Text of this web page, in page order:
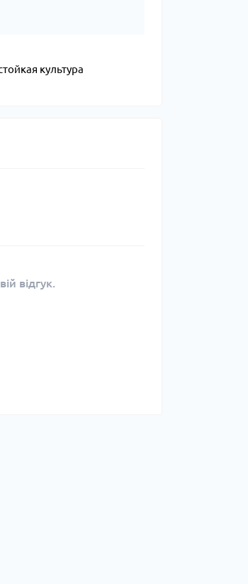
культура
відгук.